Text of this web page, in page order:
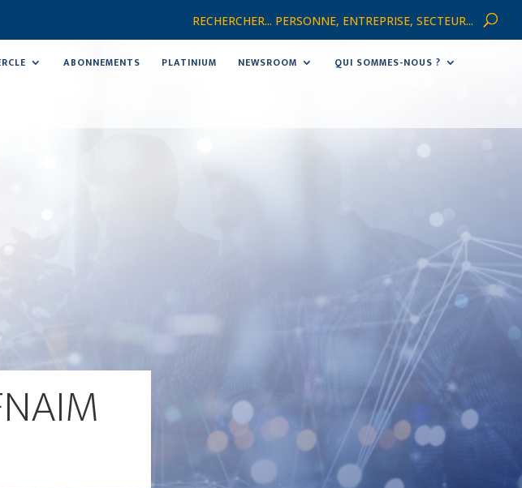
RECHERCHER... PERSONNE, ENTREPRISE, SECTEUR...
ABONNEMENTS PLATINIUM NEWSROOM QUI SOMMES-NOUS ?